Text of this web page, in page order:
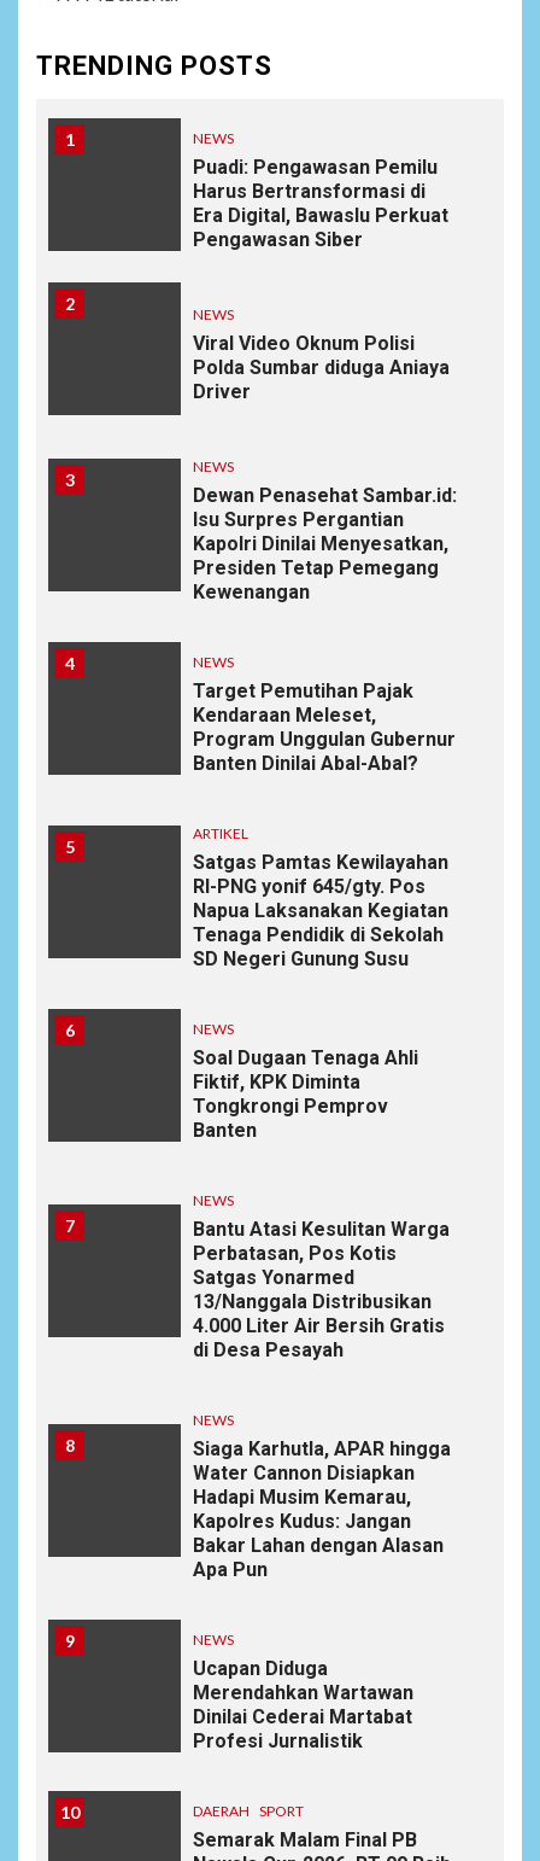
TRENDING POSTS
1 NEWS
Puadi: Pengawasan Pemilu
Harus Bertransformasi di
Era Digital, Bawaslu Perkuat
Pengawasan Siber
2
NEWS
Viral Video Oknum Polisi
Polda Sumbar diduga Aniaya
Driver
3
NEWS
Dewan Penasehat Sambar.id:
Isu Surpres Pergantian
Kapolri Dinilai Menyesatkan,
Presiden Tetap Pemegang
Kewenangan
4 NEWS
Target Pemutihan Pajak
Kendaraan Meleset,
Program Unggulan Gubernur
Banten Dinilai Abal-Abal?
5
ARTIKEL
Satgas Pamtas Kewilayahan
RI-PNG yonif 645/gty. Pos
Napua Laksanakan Kegiatan
Tenaga Pendidik di Sekolah
SD Negeri Gunung Susu
6 NEWS
Soal Dugaan Tenaga Ahli
Fiktif, KPK Diminta
Tongkrongi Pemprov
Banten
7
NEWS
Bantu Atasi Kesulitan Warga
Perbatasan, Pos Kotis
Satgas Yonarmed
13/Nanggala Distribusikan
4.000 Liter Air Bersih Gratis
di Desa Pesayah
8
NEWS
Siaga Karhutla, APAR hingga
Water Cannon Disiapkan
Hadapi Musim Kemarau,
Kapolres Kudus: Jangan
Bakar Lahan dengan Alasan
Apa Pun
9 NEWS
Ucapan Diduga
Merendahkan Wartawan
Dinilai Cederai Martabat
Profesi Jurnalistik
10 DAERAH SPORT
Semarak Malam Final PB